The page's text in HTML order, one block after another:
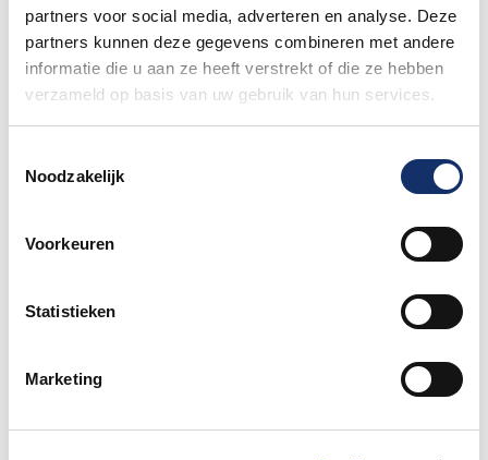
partners voor social media, adverteren en analyse. Deze
partners kunnen deze gegevens combineren met andere
informatie die u aan ze heeft verstrekt of die ze hebben
verzameld op basis van uw gebruik van hun services.
Noodzakelijk
Voorkeuren
Statistieken
Marketing
Speciale damestoiletten van Fons Bikes
tijdens Obvion Limburgs Mooiste
Hoe bereid je je voor op warm fietsweer?
weersomstandigheden op de route
Mooiste 2026